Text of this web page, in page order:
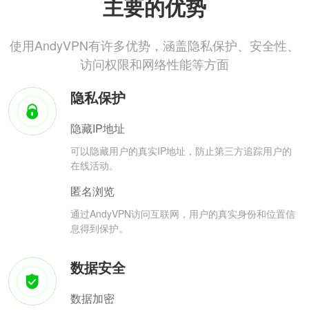
主要的优势
使用AndyVPN有许多优势，涵盖隐私保护、安全性、
访问权限和网络性能等方面
隐私保护
隐藏IP地址
可以隐藏用户的真实IP地址，防止第三方追踪用户的
在线活动。
匿名浏览
通过AndyVPN访问互联网，用户的真实身份和位置信
息得到保护。
数据安全
数据加密